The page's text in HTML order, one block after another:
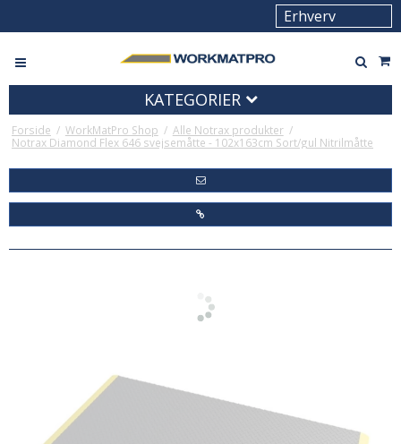
KATEGORIER
Forside / WorkMatPro Shop / Alle Notrax produkter /
Notrax Diamond Flex 646 svejsemåtte - 102x163cm Sort/gul Nitrilmåtte